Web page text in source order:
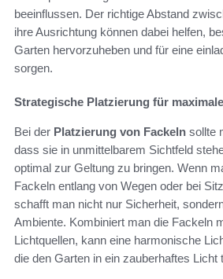
beeinflussen. Der richtige Abstand
ihre Ausrichtung können dabei helfen,
Garten hervorzuheben und für eine
sorgen.
Strategische Platzierung für
Bei der Platzierung von Fackeln sollte
dass sie in unmittelbarem Sichtfeld
optimal zur Geltung zu bringen. Wenn
Fackeln entlang von Wegen oder bei
schafft man nicht nur Sicherheit,
Ambiente. Kombiniert man die Fackeln
Lichtquellen, kann eine harmonische
die den Garten in ein zauberhaftes Licht